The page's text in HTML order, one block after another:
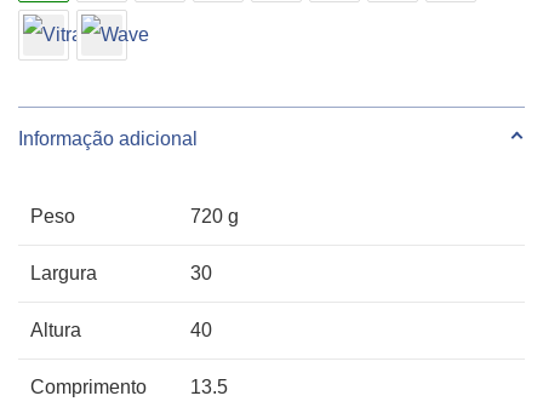
unidades
quantidade
Informação adicional
Peso 720 g
Largura 30
Altura 40
Comprimento 13.5